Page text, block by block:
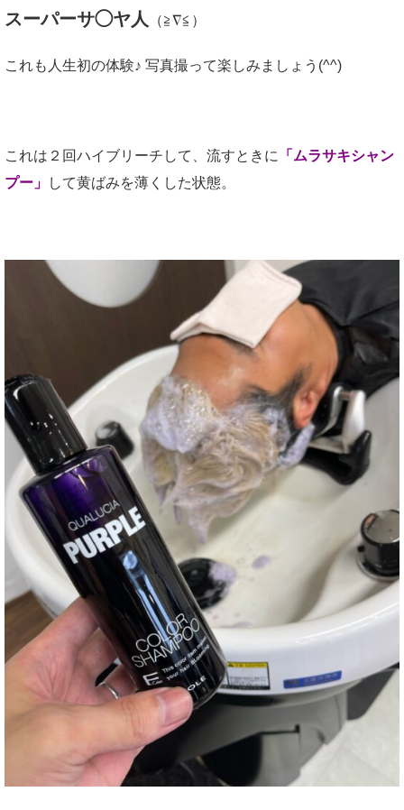
スーパーサ◯ヤ人 （≧∇≦）
これも人生初の体験♪ 写真撮って楽しみましょう(^^)
これは２回ハイブリーチして、流すときに
「ムラサキシャン
プー」
して黄ばみを薄くした状態。